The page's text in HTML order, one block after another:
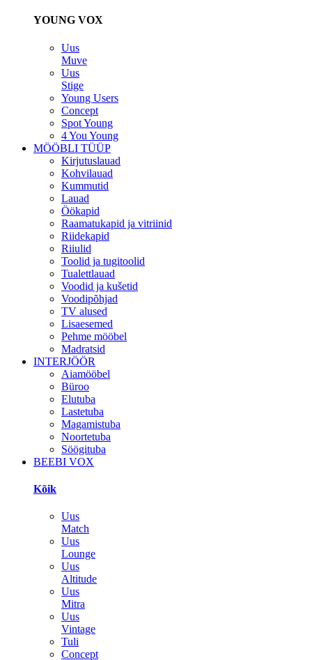
YOUNG VOX
Uus
Muve
Uus
Stige
Young Users
Concept
Spot Young
4 You Young
MÖÖBLI TÜÜP
Kirjutuslauad
Kohvilauad
Kummutid
Lauad
Öökapid
Raamatukapid ja vitriinid
Riidekapid
Riiulid
Toolid ja tugitoolid
Tualettlauad
Voodid ja kušetid
Voodipõhjad
TV alused
Lisaesemed
Pehme mööbel
Madratsid
INTERJÖÖR
Aiamööbel
Büroo
Elutuba
Lastetuba
Magamistuba
Noortetuba
Söögituba
BEEBI VOX
Kõik
Uus
Match
Uus
Lounge
Uus
Altitude
Uus
Mitra
Uus
Vintage
Tuli
Concept